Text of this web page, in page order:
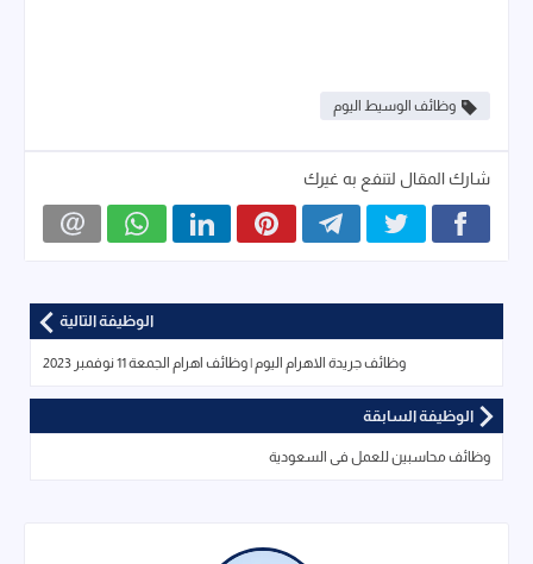
وظائف الوسيط اليوم
شارك المقال لتنفع به غيرك
الوظيفة التالية
وظائف جريدة الاهرام اليوم | وظائف اهرام الجمعة 11 نوفمبر 2023
الوظيفة السابقة
وظائف محاسبين للعمل فى السعودية